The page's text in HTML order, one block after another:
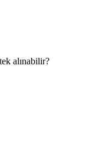
alınabilir?